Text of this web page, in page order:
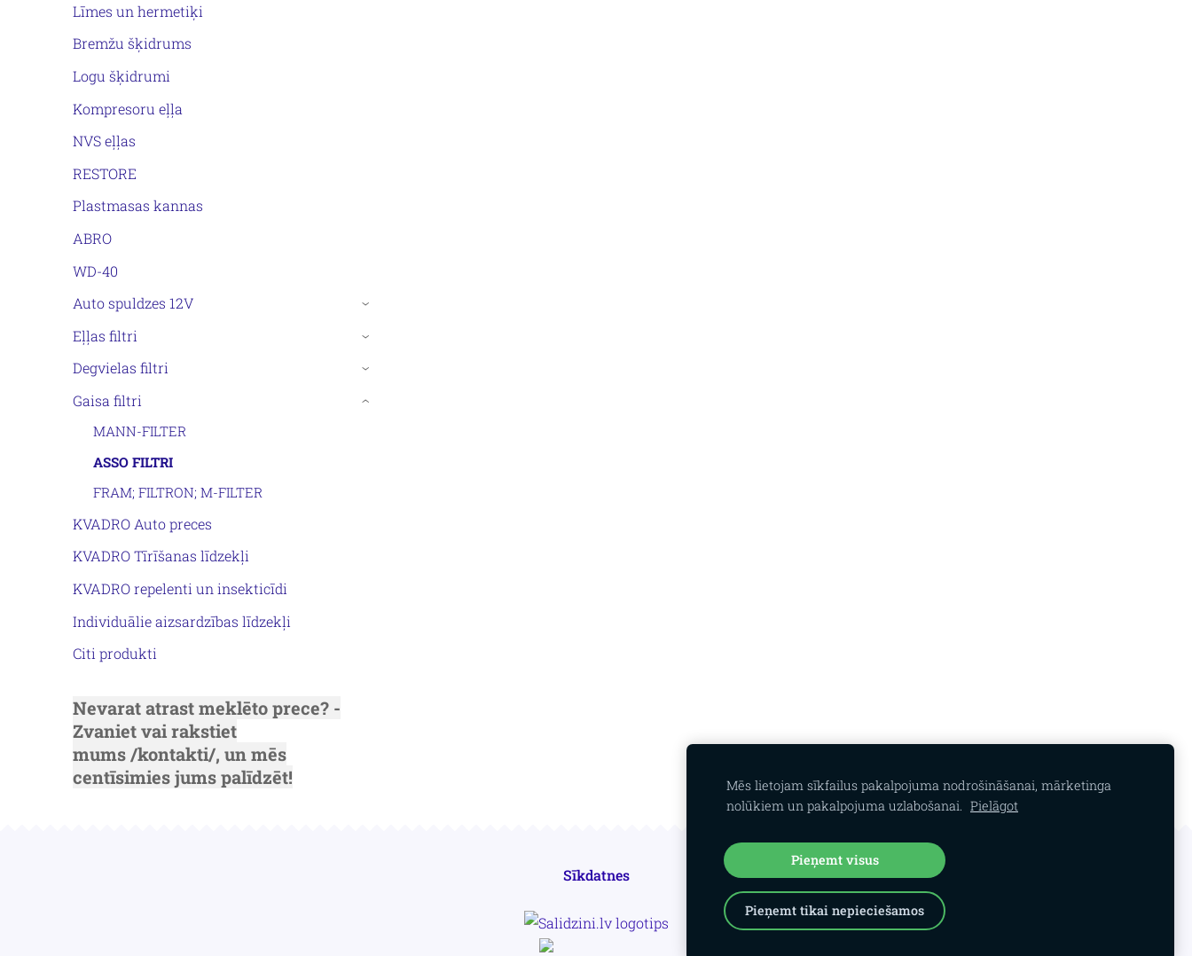
Līmes un hermetiķi
Bremžu šķidrums
Logu šķidrumi
Kompresoru eļļa
NVS eļļas
RESTORE
Plastmasas kannas
ABRO
WD-40
Auto spuldzes 12V
›
Eļļas filtri ›
Degvielas filtri ›
Gaisa filtri
MANN-FILTER
ASSO FILTRI
FRAM; FILTRON; M-FILTER
›
KVADRO Auto preces
KVADRO Tīrīšanas līdzekļi
KVADRO repelenti un insekticīdi
Individuālie aizsardzības līdzekļi
Citi produkti
Nevarat atrast meklēto prece? -
Zvaniet vai rakstiet
mums/kontakti/, un mēs
centīsimies jums palīdzēt!
Sīkdatnes
Mēs lietojam sīkfailus pakalpojuma nodrošināšanai, mārketinga
nolūkiem un pakalpojuma uzlabošanai. Pielāgot
Pieņemt visus
Pieņemt tikai nepieciešamos